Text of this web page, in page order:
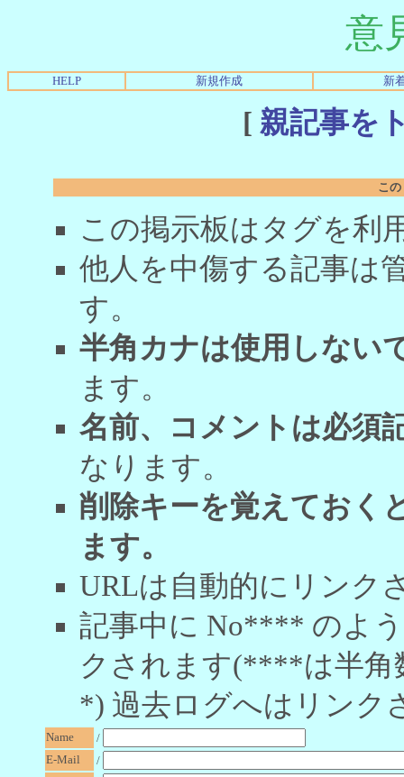
意
HELP 新規作成 新
[ 親記事を
こ
この掲示板はタグを利
他人を中傷する記事は
す。
半角カナは使用しない
ます。
名前、コメントは必須
なります。
削除キーを覚えておく
ます。
URLは自動的にリンク
記事中に No**** のよ
クされます(****は半角
*) 過去ログへはリンク
Name
/
E-Mail
/